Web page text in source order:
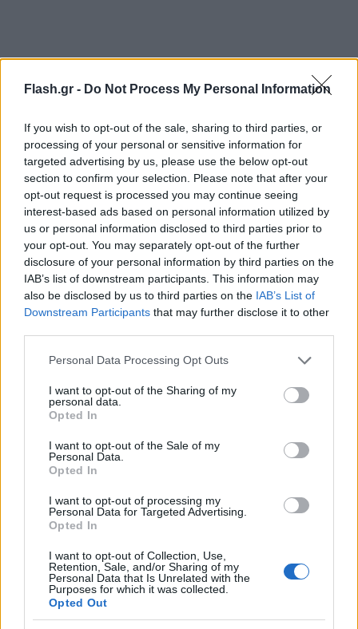
Flash.gr - Do Not Process My Personal Information
If you wish to opt-out of the sale, sharing to third parties, or
processing of your personal or sensitive information for
targeted advertising by us, please use the below opt-out
section to confirm your selection. Please note that after your
opt-out request is processed you may continue seeing
interest-based ads based on personal information utilized by
us or personal information disclosed to third parties prior to
your opt-out. You may separately opt-out of the further
disclosure of your personal information by third parties on the
IAB’s list of downstream participants. This information may
also be disclosed by us to third parties on the IAB’s List of
Downstream Participants that may further disclose it to other
Please note that this website/app uses one or more Google
not limited to your visit or usage behaviour. You may click to
grant or deny consent to Google and its third-party tags to
use your data for below specified purposes in below Google
consent section.
Personal Data Processing Opt Outs
I want to opt-out of the Sharing of my
personal data.
Opted In
I want to opt-out of the Sale of my
Personal Data.
Opted In
I want to opt-out of processing my
Personal Data for Targeted Advertising.
Opted In
I want to opt-out of Collection, Use,
Retention, Sale, and/or Sharing of my
Personal Data that Is Unrelated with the
Purposes for which it was collected.
Opted Out
Βόρεια Αμερική στο ρωσικό ΥΠΕΞ, τόνισε πως εάν η
υλοποίηση των σχεδίων να συμπεριληφθεί η Ρωσία
σε αυτή τη μαύρη λίστα, αυτό θα σημάνει ότι η
Ουάσιγκτον θα έχει ξεπεράσει το σημείο από όπου
δεν υπάρχει επιστροφή.
Τον περασμένο μήνα, δύο Αμερικανοί
γερουσιαστές, που επιδιώκουν να περάσει νόμος ο
οποίος θα χαρακτηρίζει τη Ρωσία κράτος που
υποστηρίζει την τρομοκρατία, επισκέφθηκαν το
Κίεβο για να συζητήσουν το νομοσχέδιο με τον
Ουκρανό πρόεδρο Βολοντίμιρ Ζελένσκι.